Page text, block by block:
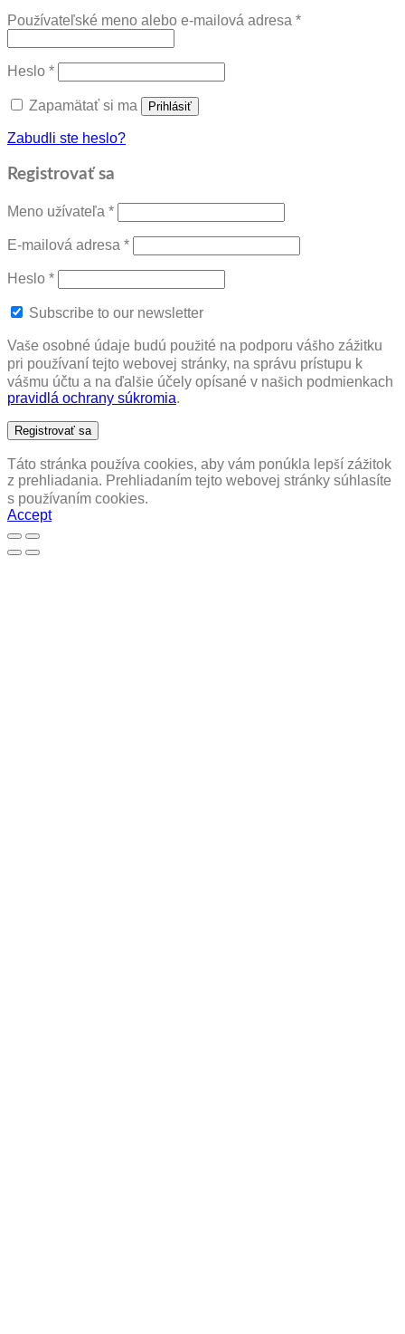
Používateľské meno alebo e-mailová adresa *Povinné
Heslo *Povinné
Zapamätať si ma Prihlásiť
Zabudli ste heslo?
Registrovať sa
Meno užívateľa *Povinné
E-mailová adresa *Povinné
Heslo *Povinné
Subscribe to our newsletter
Vaše osobné údaje budú použité na podporu vášho zážitku
pri používaní tejto webovej stránky, na správu prístupu k
vášmu účtu a na ďalšie účely opísané v našich podmienkach
pravidlá ochrany súkromia.
Registrovať sa
Táto stránka používa cookies, aby vám ponúkla lepší zážitok
z prehliadania. Prehliadaním tejto webovej stránky súhlasíte
s používaním cookies.
Accept